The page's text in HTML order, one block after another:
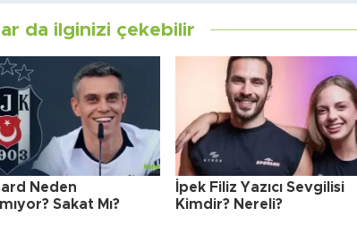
da ilginizi çekebilir
Neden
Sakat Mı?
İpek Filiz Yazıcı Sevgilisi
Kimdir? Nereli?